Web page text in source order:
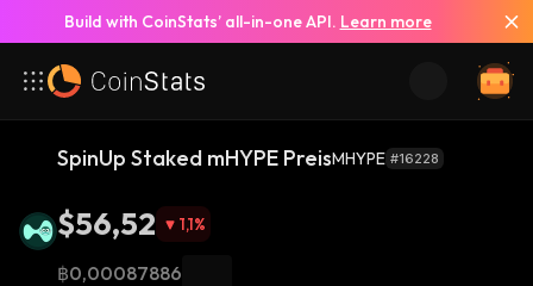
Build with CoinStats’ all-in-one API. Learn more
SpinUp Staked mHYPE PreisMHYPE #16228
$56,52 1,1%
฿0,00087886